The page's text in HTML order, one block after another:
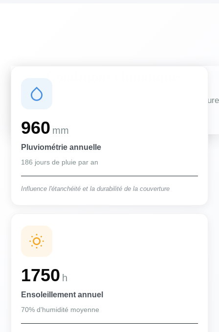
Des conditions qui influencent vos travaux de couverture
960 mm
Pluviométrie annuelle
186 jours de pluie par an
Influence l'étanchéité et la durabilité de la couverture
1750 h
Ensoleillement annuel
70% d'humidité moyenne